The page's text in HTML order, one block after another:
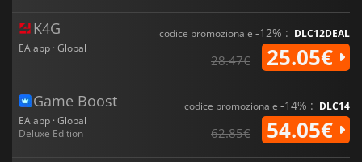
K4G
EA app · Global
codice promozionale -12% : DLC12DEAL
28.47€ 25.05€
Game Boost
EA app · Global
Deluxe Edition
codice promozionale -14% : DLC14
62.85€ 54.05€